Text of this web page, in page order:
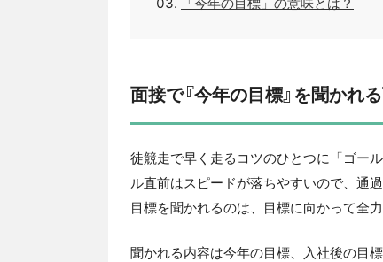
面接で『今年の目標』を聞かれ
徒競走で早く走るコツのひとつに「ゴー
ル直前はスピードが落ちやすいので、通
目標を聞かれるのは、目標に向かって全
聞かれる内容は今年の目標、入社後の目